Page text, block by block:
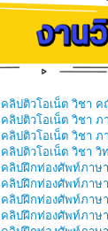
คลิปติวโอเน็ต วิชา
คลิปติวโอเน็ต วิชา ภ
คลิปติวโอเน็ต วิชา ภ
คลิปติวโอเน็ต วิชา วิ
คลิปฝึกท่องศัพท์ภาษ
คลิปฝึกท่องศัพท์ภาษ
คลิปฝึกท่องศัพท์ภาษ
คลิปฝึกท่องศัพท์ภาษ